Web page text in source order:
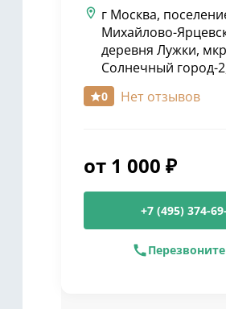
г Москва,
Михайлово-
деревня Лужки, мкр
Солнечный город-
0 Нет отзывов
от 1 000 ₽
+7 (495) 374-